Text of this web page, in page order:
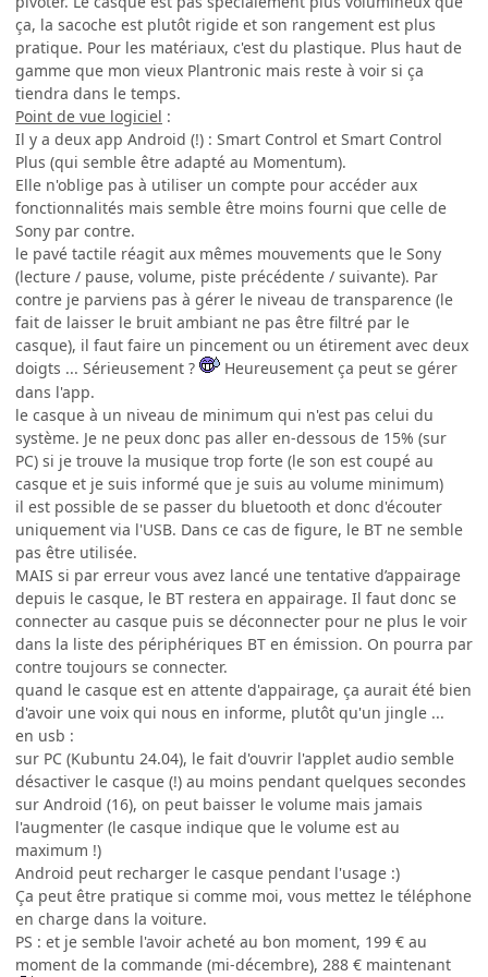
ça, la sacoche est plutôt rigide et son rangement est plus
pratique. Pour les matériaux, c'est du plastique. Plus haut de
gamme que mon vieux Plantronic mais reste à voir si ça
tiendra dans le temps.
Point de vue logiciel :
Il y a deux app Android (!) : Smart Control et Smart Control
Plus (qui semble être adapté au Momentum).
Elle n'oblige pas à utiliser un compte pour accéder aux
fonctionnalités mais semble être moins fourni que celle de
Sony par contre.
le pavé tactile réagit aux mêmes mouvements que le Sony
(lecture / pause, volume, piste précédente / suivante). Par
contre je parviens pas à gérer le niveau de transparence (le
fait de laisser le bruit ambiant ne pas être filtré par le
casque), il faut faire un pincement ou un étirement avec deux
doigts ... Sérieusement ?
Heureusement ça peut se gérer
dans l'app.
le casque à un niveau de minimum qui n'est pas celui du
système. Je ne peux donc pas aller en-dessous de 15% (sur
PC) si je trouve la musique trop forte (le son est coupé au
casque et je suis informé que je suis au volume minimum)
il est possible de se passer du bluetooth et donc d'écouter
uniquement via l'USB. Dans ce cas de figure, le BT ne semble
pas être utilisée.
MAIS si par erreur vous avez lancé une tentative d’appairage
depuis le casque, le BT restera en appairage. Il faut donc se
connecter au casque puis se déconnecter pour ne plus le voir
dans la liste des périphériques BT en émission. On pourra par
contre toujours se connecter.
quand le casque est en attente d'appairage, ça aurait été bien
d'avoir une voix qui nous en informe, plutôt qu'un jingle ...
en usb :
sur PC (Kubuntu 24.04), le fait d'ouvrir l'applet audio semble
désactiver le casque (!) au moins pendant quelques secondes
sur Android (16), on peut baisser le volume mais jamais
l'augmenter (le casque indique que le volume est au
maximum !)
Android peut recharger le casque pendant l'usage :)
Ça peut être pratique si comme moi, vous mettez le téléphone
en charge dans la voiture.
PS : et je semble l'avoir acheté au bon moment, 199 € au
moment de la commande (mi-décembre), 288 € maintenant